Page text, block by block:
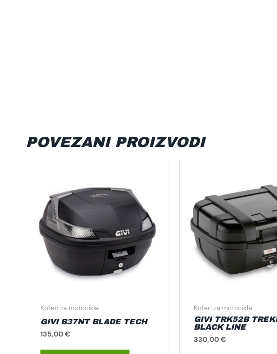
POVEZANI PROIZVODI
Koferi za motocikle
GIVI B37NT BLADE TECH
135,00€
Koferi za motocikle
GIVI TRK52B
BLACK LINE
330,00€